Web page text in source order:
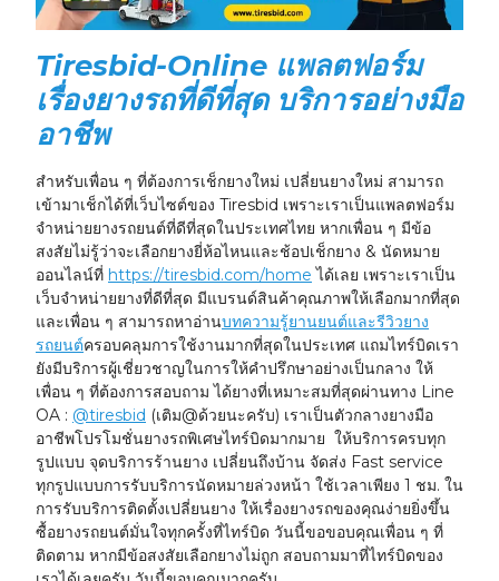
Tiresbid-Online แพลตฟอร์ม
เรื่องยางรถที่ดีที่สุด บริการอย่างมือ
อาชีพ
สำหรับเพื่อน ๆ ที่ต้องการเช็กยางใหม่ เปลี่ยนยางใหม่ สามารถ
เข้ามาเช็กได้ที่เว็บไซต์ของ Tiresbid เพราะเราเป็นแพลตฟอร์ม
จำหน่ายยางรถยนต์ที่ดีที่สุดในประเทศไทย หากเพื่อน ๆ มีข้อ
สงสัยไม่รู้ว่าจะเลือกยางยี่ห้อไหนและช้อปเช็กยาง & นัดหมาย
ออนไลน์ที่ https://tiresbid.com/home ได้เลย เพราะเราเป็น
เว็บจำหน่ายยางที่ดีที่สุด มีแบรนด์สินค้าคุณภาพให้เลือกมากที่สุด
และเพื่อน ๆ สามารถหาอ่านบทความรู้ยานยนต์และรีวิวยาง
รถยนต์ครอบคลุมการใช้งานมากที่สุดในประเทศ แถมไทร์บิดเรา
ยังมีบริการผู้เชี่ยวชาญในการให้คำปรึกษาอย่างเป็นกลาง ให้
เพื่อน ๆ ที่ต้องการสอบถาม ได้ยางที่เหมาะสมที่สุดผ่านทาง Line
OA : @tiresbid (เติม@ด้วยนะครับ) เราเป็นตัวกลางยางมือ
อาชีพโปรโมชั่นยางรถพิเศษไทร์บิดมากมาย ให้บริการครบทุก
รูปแบบ จุดบริการร้านยาง เปลี่ยนถึงบ้าน จัดส่ง Fast service
ทุกรูปแบบการรับบริการนัดหมายล่วงหน้า ใช้เวลาเพียง 1 ชม. ใน
การรับบริการติดตั้งเปลี่ยนยาง ให้เรื่องยางรถของคุณง่ายยิ่งขึ้น
ซื้อยางรถยนต์มั่นใจทุกครั้งที่ไทร์บิด วันนี้ขอขอบคุณเพื่อน ๆ ที่
ติดตาม หากมีข้อสงสัยเลือกยางไม่ถูก สอบถามมาที่ไทร์บิดของ